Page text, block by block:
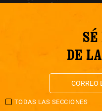
SÉ
DE
TODAS LAS SECCIONES